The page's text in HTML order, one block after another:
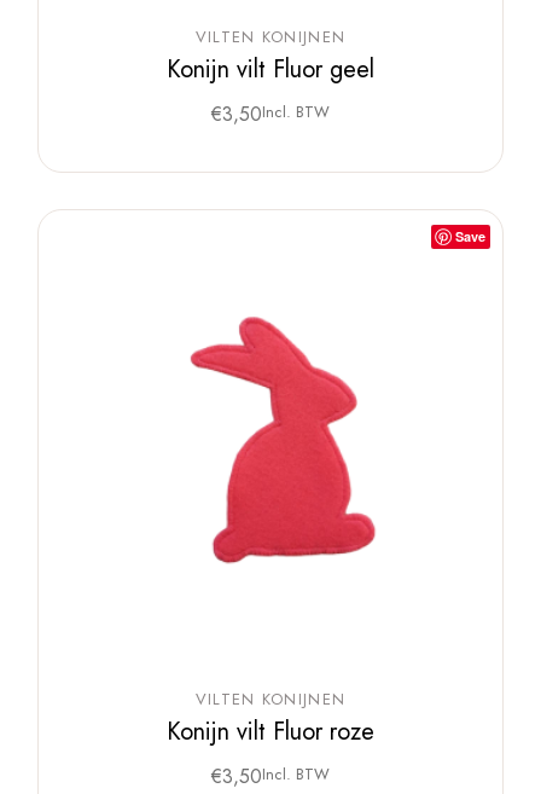
VILTEN KONIJNEN
Konijn vilt Fluor geel
€3,50Incl. BTW
Save
VILTEN KONIJNEN
Konijn vilt Fluor roze
€3,50Incl. BTW